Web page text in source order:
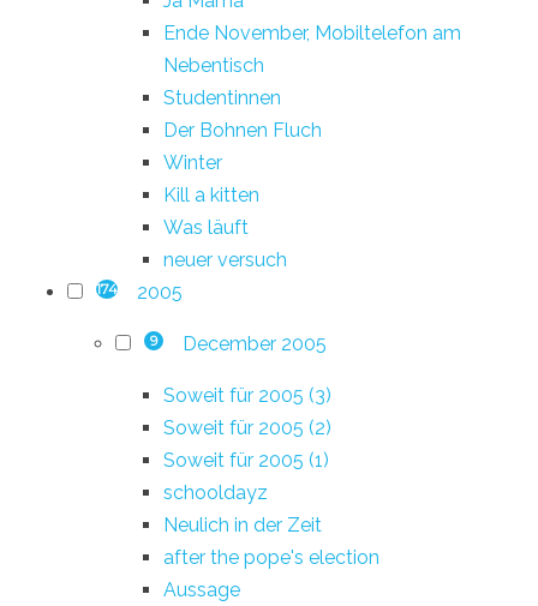
Ende November, Mobiltelefon am
Nebentisch
Studentinnen
Der Bohnen Fluch
Winter
Kill a kitten
Was läuft
neuer versuch
174 2005
9 December 2005
Soweit für 2005 (3)
Soweit für 2005 (2)
Soweit für 2005 (1)
schooldayz
Neulich in der Zeit
after the pope's election
Aussage